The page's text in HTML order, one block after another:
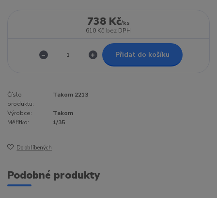
738 Kč/ks
610 Kč bez DPH
Přidat do košíku
Číslo
produktu:
Takom 2213
Výrobce:
Takom
Měřítko:
1/35
Do oblíbených
Podobné produkty